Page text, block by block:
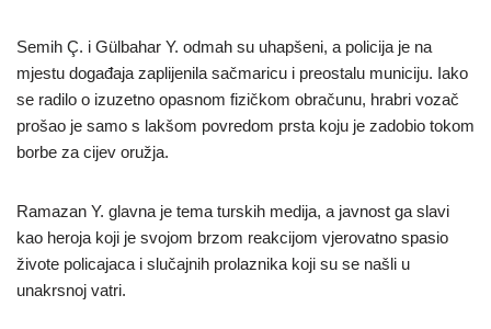
Semih Ç. i Gülbahar Y. odmah su uhapšeni, a policija je na
mjestu događaja zaplijenila sačmaricu i preostalu municiju. Iako
se radilo o izuzetno opasnom fizičkom obračunu, hrabri vozač
prošao je samo s lakšom povredom prsta koju je zadobio tokom
borbe za cijev oružja.
Ramazan Y. glavna je tema turskih medija, a javnost ga slavi
kao heroja koji je svojom brzom reakcijom vjerovatno spasio
živote policajaca i slučajnih prolaznika koji su se našli u
unakrsnoj vatri.